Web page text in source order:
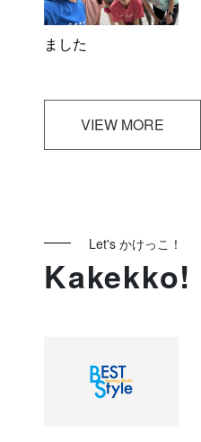
ました
VIEW MORE
Let's かけっこ！
Kakekko!